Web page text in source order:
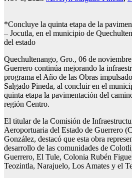
*Concluye la quinta etapa de la
– Jocutla, en el municipio de
del estado
Quechultenango, Gro., 06 de
Guerrero continúa mejorando la
programa el Año de las Obras
Salgado Pineda, al concluir en el
quinta etapa la pavimentación del
región Centro.
El titular de la Comisión de
Aeroportuaria del Estado de Guerrero
González, destacó que esta obra
desarrollo de las comunidades de
Guerrero, El Tule, Colonia Rubén
Teozintla, Narajuelo, Los Amates y el